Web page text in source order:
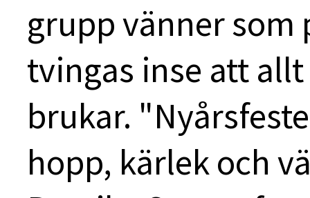
grupp vänner som
tvingas inse att
brukar.
hopp, kärlek och